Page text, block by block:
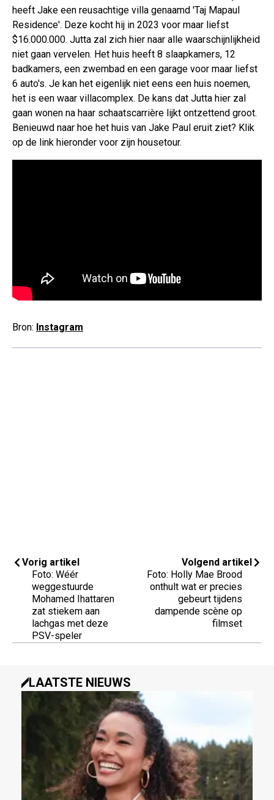
heeft Jake een reusachtige villa genaamd 'Taj Mapaul
Residence'. Deze kocht hij in 2023 voor maar liefst
$16.000.000. Jutta zal zich hier naar alle waarschijnlijkheid
niet gaan vervelen. Het huis heeft 8 slaapkamers, 12
badkamers, een zwembad en een garage voor maar liefst
6 auto's. Je kan het eigenlijk niet eens een huis noemen,
het is een waar villacomplex. De kans dat Jutta hier zal
gaan wonen na haar schaatscarrière lijkt ontzettend groot.
Benieuwd naar hoe het huis van Jake Paul eruit ziet? Klik
op de link hieronder voor zijn housetour.
Bron: Instagram
Vorig artikel
Foto: Wéér
weggestuurde
Mohamed Ihattaren
zat stiekem aan
lachgas met deze
PSV-speler
Volgend artikel
Foto: Holly Mae Brood
onthult wat er precies
gebeurt tijdens
dampende scène op
filmset
LAATSTE NIEUWS